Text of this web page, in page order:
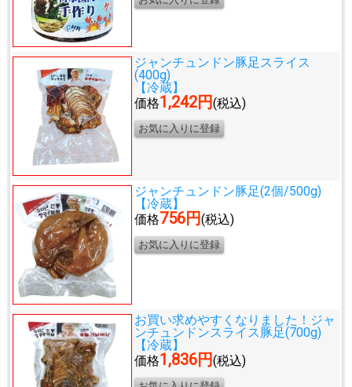
ジャンチュンドン豚足スライス
(400g)
【冷蔵】
価格1,242円(税込)
ジャンチュンドン豚足(2個/500g)
【冷蔵】
価格756円(税込)
お買い求めやすくなりました！ ジャ
ンチュンドンスライス豚足(700g)
【冷蔵】
価格1,836円(税込)